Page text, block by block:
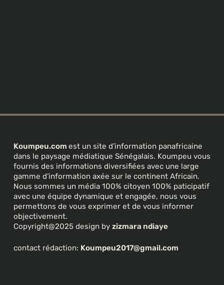
Koumpeu.com est un site d’information panafricaine
dans le paysage médiatique Sénégalais. Koumpeu vous
fournis des informations diversifiées avec une large
gamme d’information axée sur le continent Africain.
Nous sommes un média 100% citoyen 100% paticipatif
avec une équipe dynamique et engagée, nous vous
permettons de vous exprimer et de vous informer
objectivement.
Copyright@2025 design by zizmara ndiaye
contact rédaction: Koumpeu2017@gmail.com